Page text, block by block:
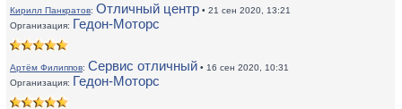
Кирилл Панкратов: Отличный центр • 21 сен 2020, 13:21
Организация: Гедон-Моторс
Артём Филиппов: Сервис отличный • 16 сен 2020, 10:31
Организация: Гедон-Моторс